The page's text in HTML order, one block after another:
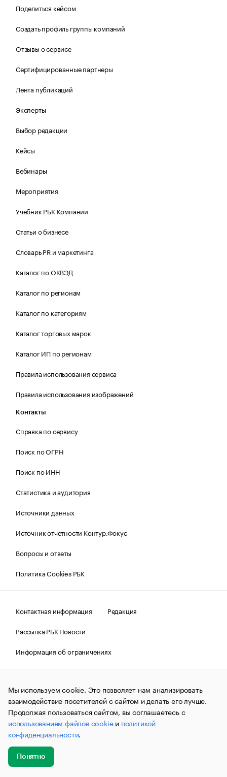
Поделиться кейсом
Создать профиль группы компаний
Отзывы о сервисе
Сертифицированные партнеры
Лента публикаций
Эксперты
Выбор редакции
Кейсы
Вебинары
Мероприятия
Учебник РБК Компании
Статьи о бизнесе
Словарь PR и маркетинга
Каталог по ОКВЭД
Каталог по регионам
Каталог по категориям
Каталог торговых марок
Каталог ИП по регионам
Правила использования сервиса
Правила использования изображений
Контакты
Справка по сервису
Поиск по ОГРН
Поиск по ИНН
Статистика и аудитория
Источники данных
Источник отчетности Контур.Фокус
Вопросы и ответы
Политика Cookies РБК
Контактная информация
Редакция
Рассылка РБК Новости
Информация об ограничениях
Правовая информация
О соблюдении авторских прав
© АО «РОСБИЗНЕСКОНСАЛТИНГ»,1995–2026.Сообщения
и материалы информационного агентства «РБК»
(зарегистрировано Федеральной службой по надзору в сфере
связи, информационных технологий и массовых
коммуникаций (Роскомнадзор) 09.12.2015 за номером ИА
№ФС77-63848) сопровождаются пометкой «РБК». Отдельные
публикации могут содержать информацию,
не предназначенную для пользователей
до 18 лет.
Мы используем cookie. Это позволяет нам анализировать
взаимодействие посетителей с сайтом и делать его лучше.
Продолжая пользоваться сайтом, вы соглашаетесь с
использованием файлов cookieи политикой
конфиденциальности.
Понятно